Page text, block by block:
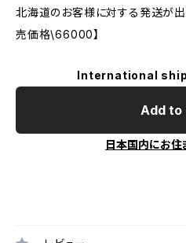
北海道のお客様に対する発送が出
売価格\66000】
International
Add
日本国内にお住